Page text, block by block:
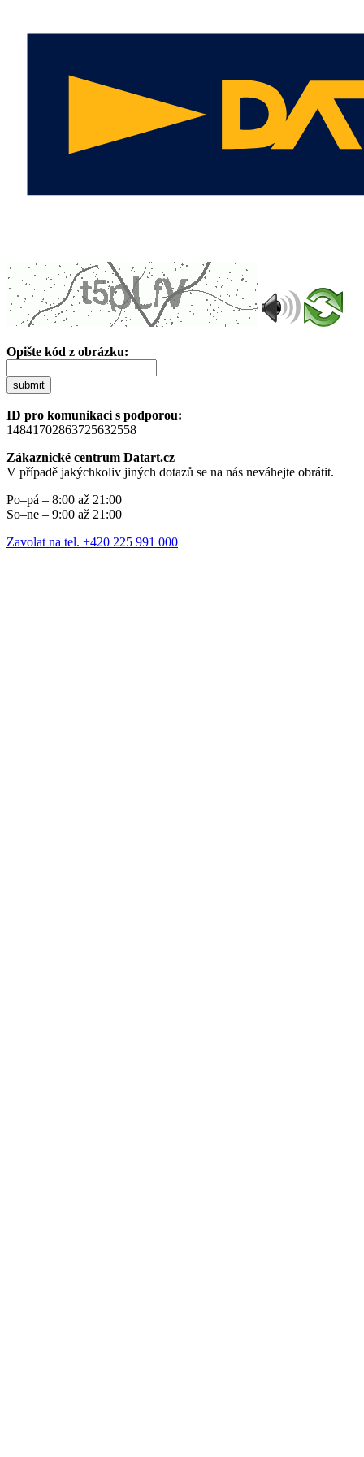
Opište kód z obrázku:
submit
ID pro komunikaci s podporou:
14841702863725632558
Zákaznické centrum Datart.cz
V případě jakýchkoliv jiných dotazů se na nás neváhejte obrátit.
Po–pá – 8:00 až 21:00
So–ne – 9:00 až 21:00
Zavolat na tel. +420 225 991 000